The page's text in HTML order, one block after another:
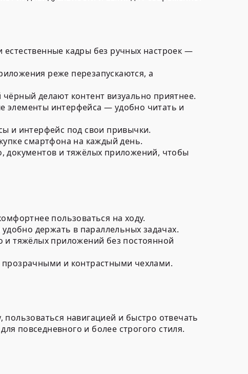
кадры без ручных настроек —
реже перезапускаются, а
делают контент визуально приятнее.
элементы интерфейса — удобно читать и
и интерфейс под свои привычки.
смартфона на каждый день.
документов и тяжёлых приложений, чтобы
пользоваться на ходу.
держать в параллельных задачах.
и тяжёлых приложений без постоянной
прозрачными и контрастными чехлами.
навигацией и быстро отвечать
повседневного и более строгого стиля.